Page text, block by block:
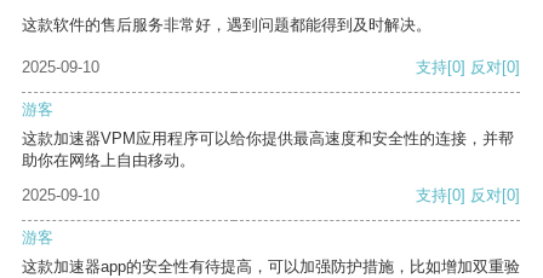
这款软件的售后服务非常好，遇到问题都能得到及时解决。
2025-09-10 支持[0] 反对[0]
游客
这款加速器VPM应用程序可以给你提供最高速度和安全性的连接，并帮
助你在网络上自由移动。
2025-09-10
支持[0] 反对[0]
游客
这款加速器app的安全性有待提高，可以加强防护措施，比如增加双重验